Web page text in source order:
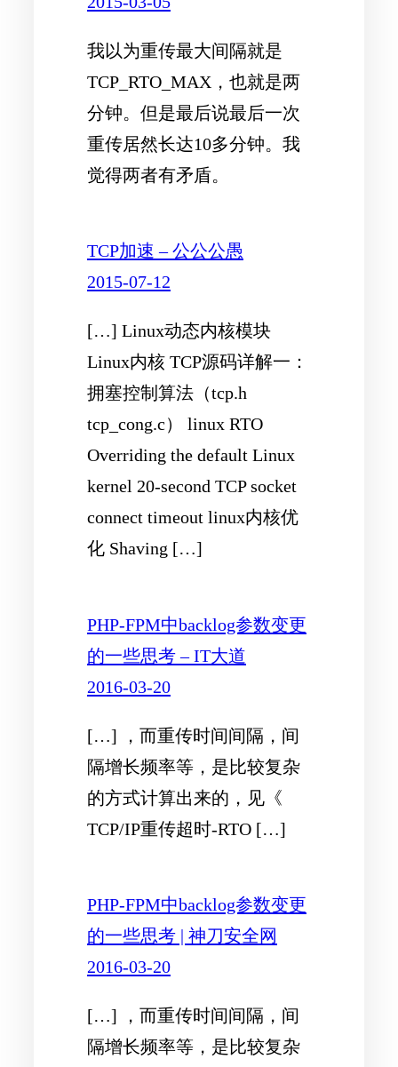
我以为重传最大间隔就是
TCP_RTO_MAX，也就是两
分钟。但是最后说最后一次
重传居然长达10多分钟。我
觉得两者有矛盾。
TCP加速 – 公公公愚
2015-07-12
[…] Linux动态内核模块
Linux内核 TCP源码详解一：
拥塞控制算法（tcp.h
tcp_cong.c） linux RTO
Overriding the default Linux
kernel 20-second TCP socket
connect timeout linux内核优
化 Shaving […]
PHP-FPM中backlog参数变更
的一些思考 – IT大道
2016-03-20
[…] ，而重传时间间隔，间
隔增长频率等，是比较复杂
的方式计算出来的，见《
TCP/IP重传超时-RTO […]
PHP-FPM中backlog参数变更
的一些思考 | 神刀安全网
2016-03-20
[…] ，而重传时间间隔，间
隔增长频率等，是比较复杂